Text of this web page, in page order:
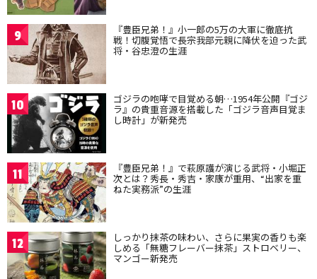
9 『豊臣兄弟！』小一郎の5万の大軍に徹底抗
戦！切腹覚悟で長宗我部元親に降伏を迫った武
将・谷忠澄の生涯
10 ゴジラの咆哮で目覚める朝…1954年公開『ゴジ
ラ』の貴重音源を搭載した「ゴジラ音声目覚ま
し時計」が新発売
11 『豊臣兄弟！』で萩原護が演じる武将・小堀正
次とは？秀長・秀吉・家康が重用、“出家を重
ねた実務派”の生涯
12 しっかり抹茶の味わい、さらに果実の香りも楽
しめる「無糖フレーバー抹茶」ストロベリー、
マンゴー新発売